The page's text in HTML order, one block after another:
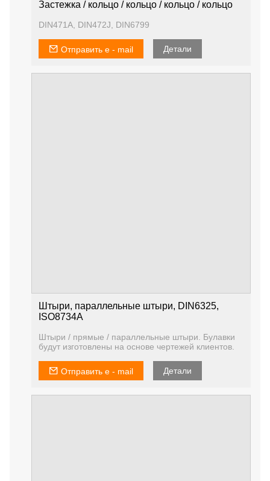
Застежка / кольцо / кольцо / кольцо / кольцо
DIN471A, DIN472J, DIN6799
Отправить e - mail Детали
Штыри, параллельные штыри, DIN6325,
ISO8734A
Штыри / прямые / параллельные штыри. Булавки
будут изготовлены на основе чертежей клиентов.
Отправить e - mail Детали